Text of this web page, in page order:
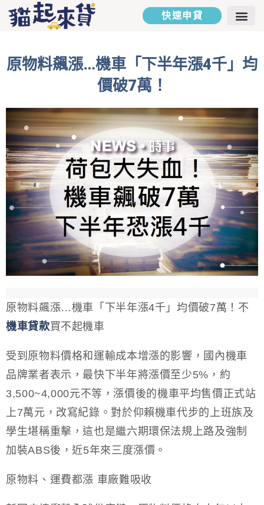
快速申貸
原物料飆漲…機車「下半年漲4千」均
價破7萬！
原物料飆漲…機車「下半年漲4千」均價破7萬！不
機車貸款買不起機車
受到原物料價格和運輸成本增漲的影響，國內機車
品牌業者表示，最快下半年將漲價至少5%，約
3,500~4,000元不等，漲價後的機車平均售價正式站
上7萬元，改寫紀錄。對於仰賴機車代步的上班族及
學生堪稱重擊，這也是繼六期環保法規上路及強制
加裝ABS後，近5年來三度漲價。
原物料、運費都漲 車廠難吸收